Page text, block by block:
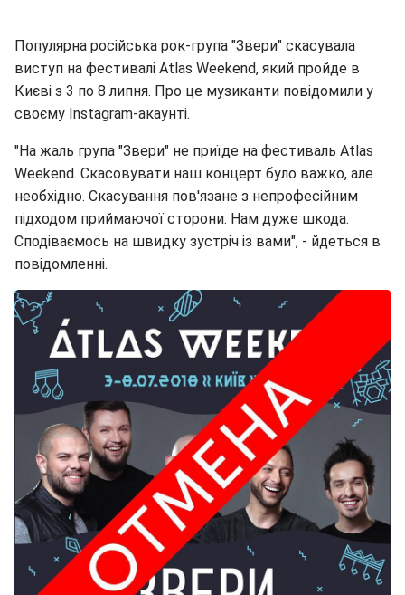
Популярна російська рок-група "Звери" скасувала
виступ на фестивалі Atlas Weekend, який пройде в
Києві з 3 по 8 липня. Про це музиканти повідомили у
своєму Instagram-акаунті.
"На жаль група "Звери" не приїде на фестиваль Atlas
Weekend. Скасовувати наш концерт було важко, але
необхідно. Скасування пов'язане з непрофесійним
підходом приймаючої сторони. Нам дуже шкода.
Сподіваємось на швидку зустріч із вами", - йдеться в
повідомленні.